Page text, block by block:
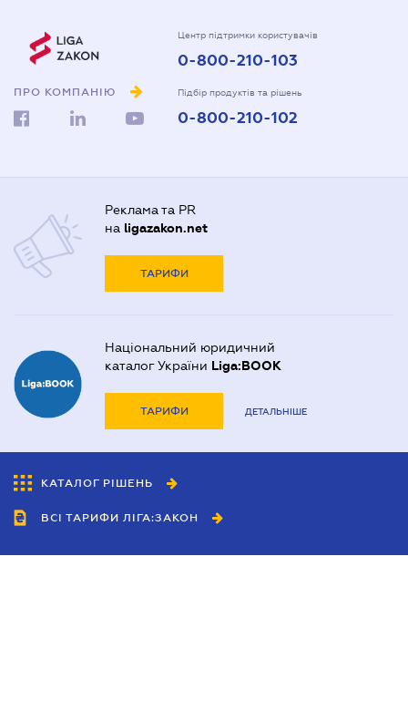
ПРО КОМПАНІЮ
Центр підтримки користувачів
0-800-210-103
Підбір продуктів та рішень
0-800-210-102
Реклама та PR
на ligazakon.net
ТАРИФИ
Національний юридичний
каталог України Liga:BOOK
ТАРИФИ ДЕТАЛЬНІШЕ
КАТАЛОГ РІШЕНЬ
ВСІ ТАРИФИ ЛІГА:ЗАКОН